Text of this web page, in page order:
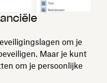
om je
Maar je kunt
om je persoonlijke